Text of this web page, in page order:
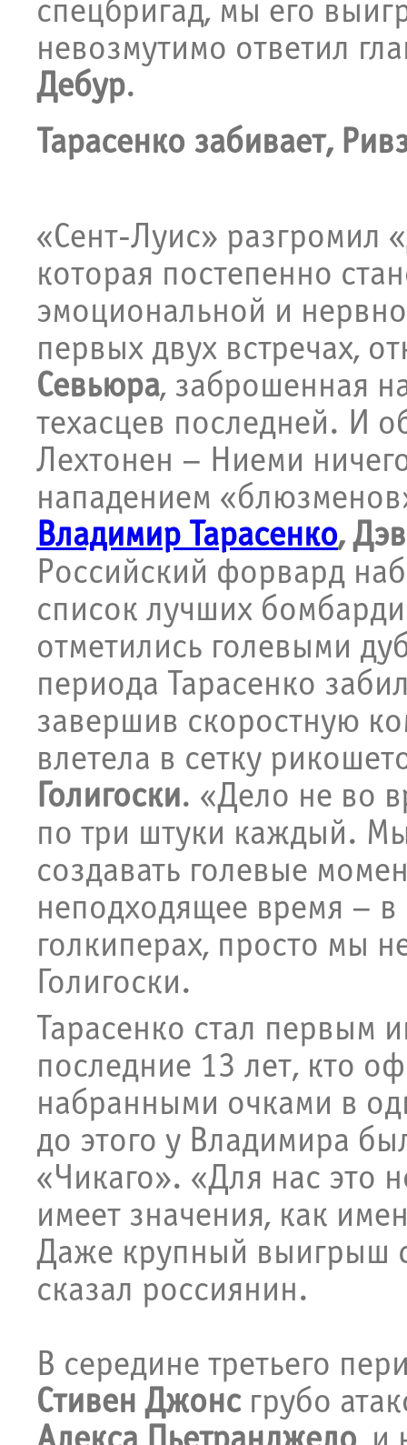
спецбригад, мы его
невозмутимо ответил
Дебур.
Тарасенко забивает,
«Сент-Луис» разгромил
которая постепенно
эмоциональной и
первых двух встречах,
Севьюра, заброшенная
техасцев последней. И
Лехтонен – Ниеми
нападением
Владимир Тарасенко,
Российский форвард
список лучших
отметились голевыми
периода Тарасенко
завершив скоростную
влетела в сетку
Голигоски. «Дело не во
по три штуки каждый.
создавать голевые
неподходящее время –
голкиперах, просто мы
Голигоски.
Тарасенко стал первым
последние 13 лет, кто
набранными очками в
до этого у Владимира
«Чикаго». «Для нас это
имеет значения, как
Даже крупный выигрыш
сказал россиянин.
В середине третьего
Стивен Джонсгрубо